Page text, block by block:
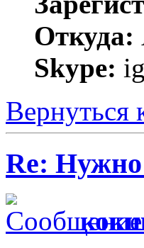
Откуда:
Skype:
Вернуться
Re: Нужно